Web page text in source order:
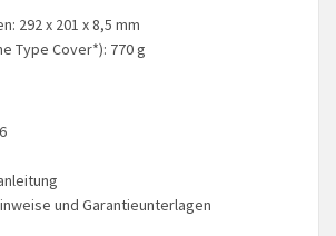
292 x 201 x 8,5 mm
Type Cover*): 770 g
und Garantieunterlagen